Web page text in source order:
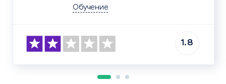
Обучение
1.8